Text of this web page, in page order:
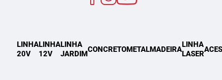
LINHA
20V
LINHA
12V
LINHA
JARDIM
CONCRETOMETALMADEIRA
LINHA
LASER